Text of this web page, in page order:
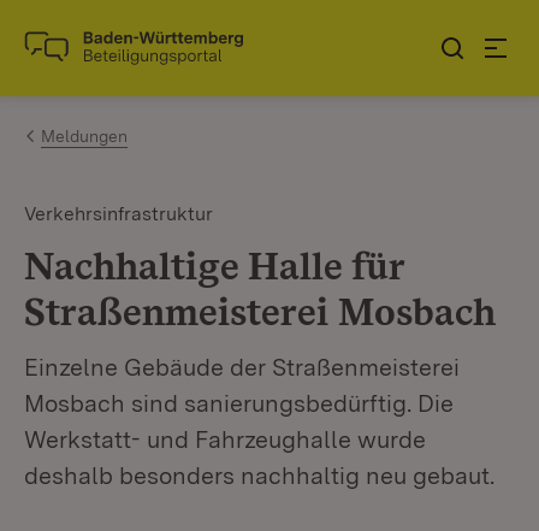
Zum Inhalt springen
Link zur Startseite
Meldungen
Verkehrsinfrastruktur
Nachhaltige Halle für
Straßenmeisterei Mosbach
Einzelne Gebäude der Straßenmeisterei
Mosbach sind sanierungsbedürftig. Die
Werkstatt- und Fahrzeughalle wurde
deshalb besonders nachhaltig neu gebaut.